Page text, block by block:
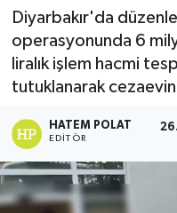
Diyarbakır'da
operasyonunda 6
liralık işlem hacmi
tutuklanarak
HATEM POLAT
EDITÖR